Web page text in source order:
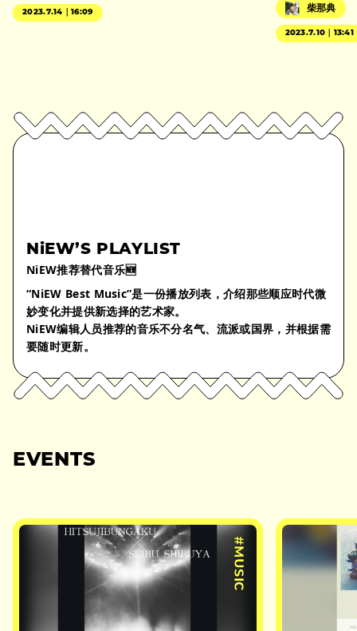
2023.7.14｜16:09 柴那典
2023.7.10｜13:41
NiEW’S PLAYLIST
NiEW推荐替代音乐🆕
“NiEW Best Music”是一份播放列表，介绍那些顺应时代微
妙变化并提供新选择的艺术家。
NiEW编辑人员推荐的音乐不分名气、流派或国界，并根据需
要随时更新。
EVENTS
#MUSIC